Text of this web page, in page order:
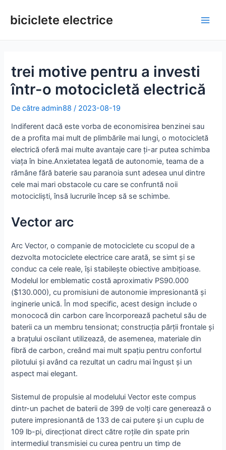
biciclete electrice
trei motive pentru a investi
într-o motocicletă electrică
De cătreadmin88/ 2023-08-19
Indiferent dacă este vorba de economisirea benzinei sau
de a profita mai mult de plimbările mai lungi, o motocicletă
electrică oferă mai multe avantaje care ți-ar putea schimba
viața în bine.Anxietatea legată de autonomie, teama de a
rămâne fără baterie sau paranoia sunt adesea unul dintre
cele mai mari obstacole cu care se confruntă noii
motocicliști, însă lucrurile încep să se schimbe.
Vector arc
Arc Vector, o companie de motociclete cu scopul de a
dezvolta motociclete electrice care arată, se simt și se
conduc ca cele reale, își stabilește obiective ambițioase.
Modelul lor emblematic costă aproximativ PS90.000
($130.000), cu promisiuni de autonomie impresionantă și
inginerie unică. În mod specific, acest design include o
monococă din carbon care încorporează pachetul său de
baterii ca un membru tensionat; construcția părții frontale și
a brațului oscilant utilizează, de asemenea, materiale din
fibră de carbon, creând mai mult spațiu pentru confortul
pilotului și având ca rezultat un cadru mai îngust și un
aspect mai elegant.
Sistemul de propulsie al modelului Vector este compus
dintr-un pachet de baterii de 399 de volți care generează o
putere impresionantă de 133 de cai putere și un cuplu de
109 lb-pi, direcționat direct către roțile din spate prin
intermediul transmisiei cu curea pentru un timp de